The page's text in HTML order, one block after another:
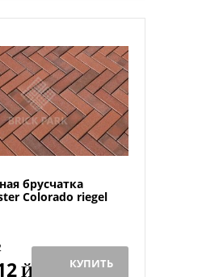
брусчатка
Colorado riegel
Й КУПИТЬ